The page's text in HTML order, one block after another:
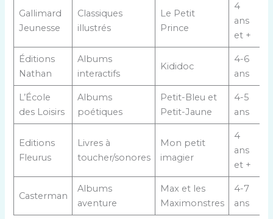
Gallimard
Jeunesse
Classiques
illustrés
Le Petit
Prince
4
ans
et +
Éditions
Nathan
Albums
interactifs
Kididoc
4-6
ans
L’École
des Loisirs
Albums
poétiques
Petit-Bleu et
Petit-Jaune
4-5
ans
Editions
Fleurus
Livres à
toucher/sonores
Mon petit
imagier
4
ans
et +
Casterman
Albums
aventure
Max et les
Maximonstres
4-7
ans